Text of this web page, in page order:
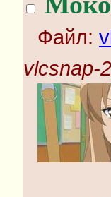
Файл:
vlcsnap-